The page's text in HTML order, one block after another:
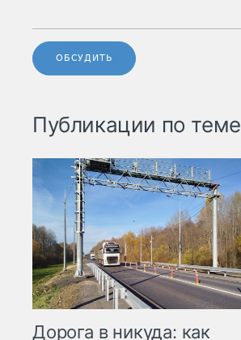
ОБСУДИТЬ
Публикации по теме
Дорога в никуда: как